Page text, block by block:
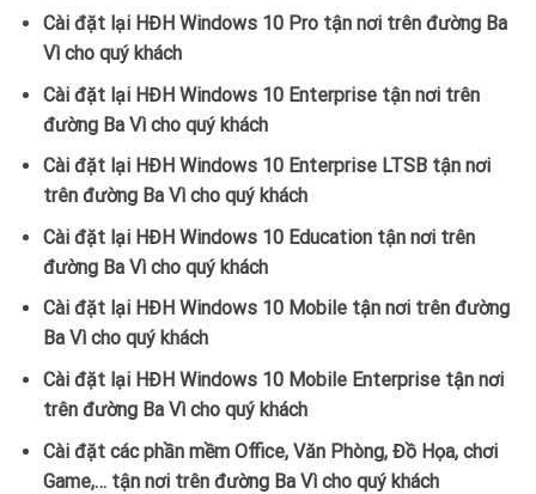
Cài đặt lại HĐH Windows 10 Pro tận nơi trên đường Ba
Vì cho quý khách
Cài đặt lại HĐH Windows 10 Enterprise tận nơi trên
đường Ba Vì cho quý khách
Cài đặt lại HĐH Windows 10 Enterprise LTSB tận nơi
trên đường Ba Vì cho quý khách
Cài đặt lại HĐH Windows 10 Education tận nơi trên
đường Ba Vì cho quý khách
Cài đặt lại HĐH Windows 10 Mobile tận nơi trên đường
Ba Vì cho quý khách
Cài đặt lại HĐH Windows 10 Mobile Enterprise tận nơi
trên đường Ba Vì cho quý khách
Cài đặt các phần mềm Office, Văn Phòng, Đồ Họa, chơi
Game,… tận nơi trên đường Ba Vì cho quý khách